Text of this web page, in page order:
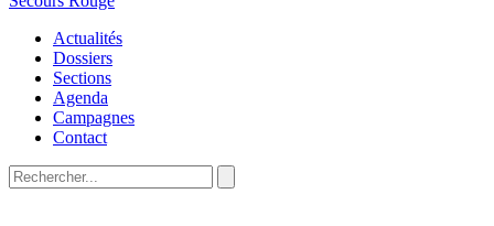
Actualités
Dossiers
Sections
Agenda
Campagnes
Contact